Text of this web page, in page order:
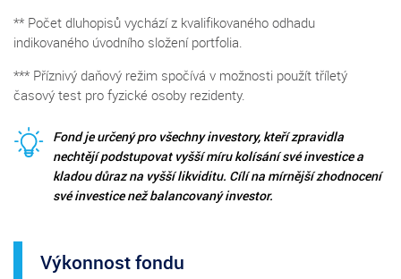
** Počet dluhopisů vychází z kvalifikovaného odhadu
indikovaného úvodního složení portfolia.
*** Příznivý daňový režim spočívá v možnosti použít tříletý
časový test pro fyzické osoby rezidenty.
Fond je určený pro všechny investory, kteří zpravidla
nechtějí podstupovat vyšší míru kolísání své investice a
kladou důraz na vyšší likviditu. Cílí na mírnější zhodnocení
své investice než balancovaný investor.
Výkonnost fondu